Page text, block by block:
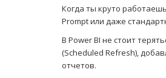
Когда ты круто
Prompt или даже
В Power BI не стоит
(Scheduled Refresh),
отчетов.